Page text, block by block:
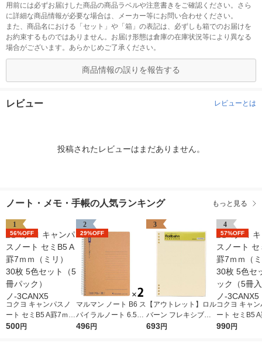
用前には必ずお届けした商品の商品ラベルや注意書きをご確認ください。さら
に詳細な商品情報が必要な場合は、メーカー等にお問い合わせください。
また、商品名における「セット」や「箱」の表記は、必ずしも箱でのお届けを
お約束するものではありません。お届け形態は倉庫の在庫状況等により異なる
場合がございます。あらかじめご了承ください。
商品情報の誤りを報告する
レビュー レビューとは
投稿されたレビューはまだありません。
ノート・メモ・手帳の人気ランキング もっと見る
1
56%OFF
コクヨ キャンパスノ
ート セミB5 A罫7ｍｍ
（ミリ） 30枚 5色セ
500円
2
29%OFF
マルマン ノート B6 ス
パイラルノート 6.5m
m横罫 80枚 N238ES
496円
3
【アウトレット】ロル
バーン フレキシブル
リフィル A5 4分割 ク
693円
4
57%OFF
コクヨ キャ
ート セミB5
（ミリ） 30
990円